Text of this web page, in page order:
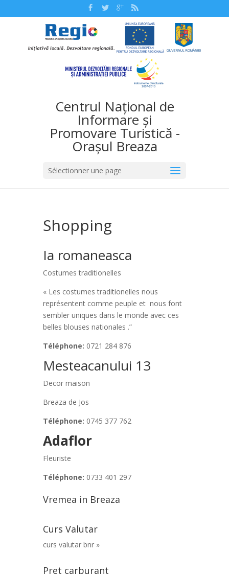
Centrul Național de
Informare și
Promovare Turistică -
Orașul Breaza
Sélectionner une page
Shopping
Ia romaneasca
Costumes traditionelles
« Les costumes traditionelles nous
représentent comme peuple et nous font
sembler uniques dans le monde avec ces
belles blouses nationales .”
Téléphone: 0721 284 876
Mesteacanului 13
Decor maison
Breaza de Jos
Téléphone: 0745 377 762
Adaflor
Fleuriste
Téléphone: 0733 401 297
Vremea in Breaza
Curs Valutar
curs valutar bnr »
Pret carburant